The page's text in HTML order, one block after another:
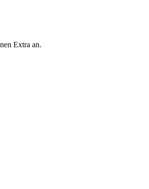
Extra an.